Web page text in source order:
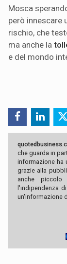
Mosca
però innescare
rischio, che
ma anche la
e del mondo
che guarda in
informazione ha
grazie alla
anche
l'indipendenza
un'informazione